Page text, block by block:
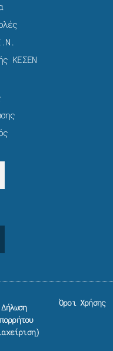
ΚΕΣΕΝ
Δήλωση
)
Όροι Χρήσης